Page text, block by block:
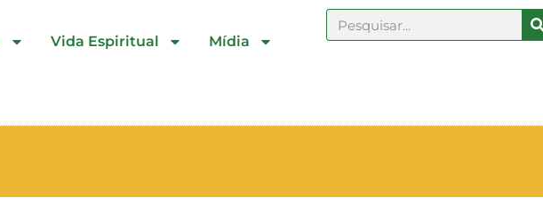
Vida Espiritual Mídia